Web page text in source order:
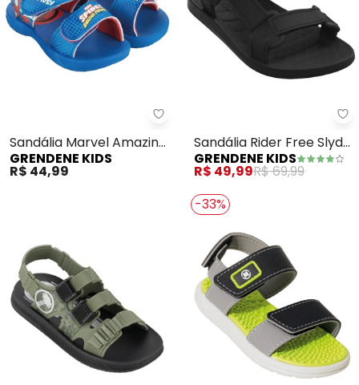
Grendene Kids - Sandália
Sandália Marvel Amazing
Friends (Azul)
GRENDENE KIDS
R$ 44,99
Sandália Rider Free Slyde
Ii (Preto)
GRENDENE KIDS
R$ 49,99R$ 69,99
-33%